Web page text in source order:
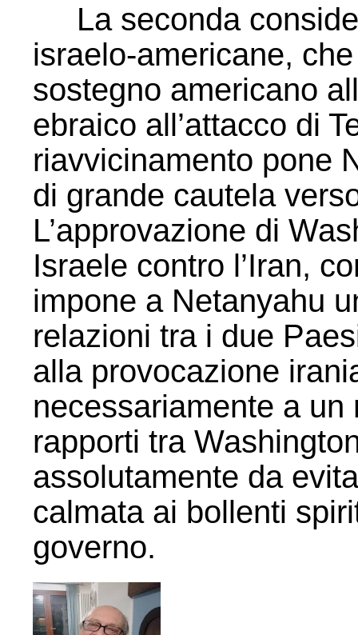
La seconda
israelo-americane,
sostegno americano
ebraico all’attacco di
riavvicinamento pone
di grande cautela
L’approvazione di
Israele contro l’Iran,
impone a Netanyahu
relazioni tra i due
alla provocazione
necessariamente a
rapporti tra
assolutamente da
calmata ai bollenti
governo.